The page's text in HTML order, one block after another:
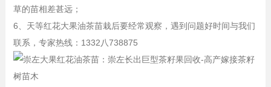
草的苗相差甚远；
6、天等红花大果油茶苗栽后要经常观察，遇到问题好时间与我们
联系，专家热线：1332八738875